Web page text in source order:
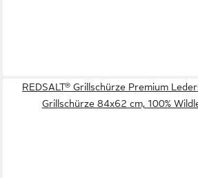
REDSALT® Grillschürze Premium
Grillschürze 84x62 cm, 100%